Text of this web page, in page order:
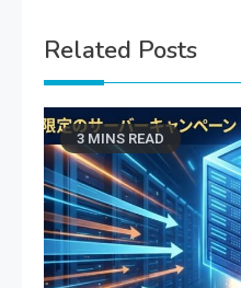
Related Posts
3 MINS READ